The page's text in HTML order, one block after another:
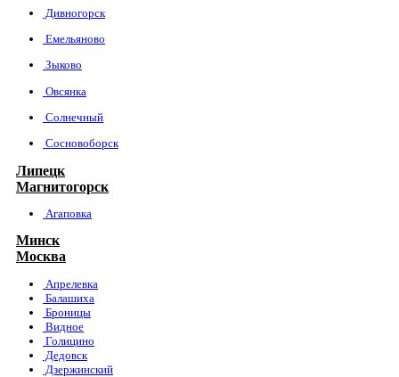
Дивногорск
Емельяново
Зыково
Овсянка
Солнечный
Сосновоборск
Липецк
Магнитогорск
Агаповка
Минск
Москва
Апрелевка
Балашиха
Броницы
Видное
Голицино
Дедовск
Дзержинский